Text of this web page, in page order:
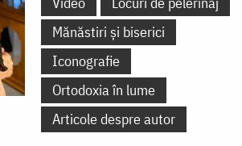
Mănăstiri și biserici
Iconografie
Ortodoxia în lume
Articole despre autor